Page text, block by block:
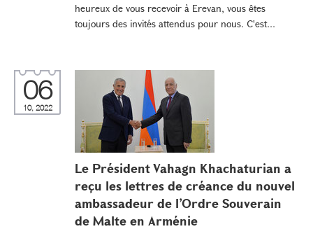
heureux de vous recevoir à Erevan, vous êtes
toujours des invités attendus pour nous. C'est...
06
10, 2022
Le Président Vahagn Khachaturian a
reçu les lettres de créance du nouvel
ambassadeur de l’Ordre Souverain
de Malte en Arménie